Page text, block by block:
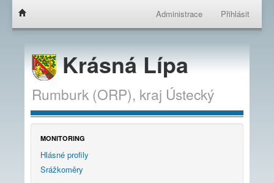
Administrace Přihlásit
Krásná Lípa
Rumburk (ORP), kraj Ústecký
MONITORING
Hlásné profily
Srážkoměry